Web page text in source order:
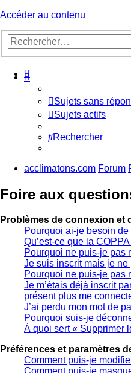
Accéder au contenu
Sujets sans
Sujets actifs
Rechercher
acclimatons.com Forum
Foire aux
Problèmes de connexion et
Pourquoi ai-je besoin de
Qu’est-ce que la
Pourquoi ne puis-je pas
Je suis inscrit mais je
Pourquoi ne puis-je pas
Je m’étais déjà inscrit
présent plus me
J’ai perdu mon mot de
Pourquoi suis-je
À quoi sert « Supprimer
Préférences et paramètres
Comment puis-je